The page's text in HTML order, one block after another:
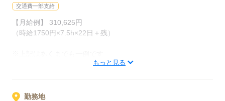
【3】経験？全く要りません！
→現在活躍中のスタッフさんのうち、
約9割以上が未経験スタートでした。
応募する
■察してくれる温かさ
心強い！」
「連絡はその日のうちに！抜群のサポート体制が整ってます」
未経験者も安心してスタートできる環境です！
交通費一部支給
【月給例】 310,625円
（時給1750円×7.5h×22日＋残）
など、ご希望にそったお仕事を
もっと見る
勤務地